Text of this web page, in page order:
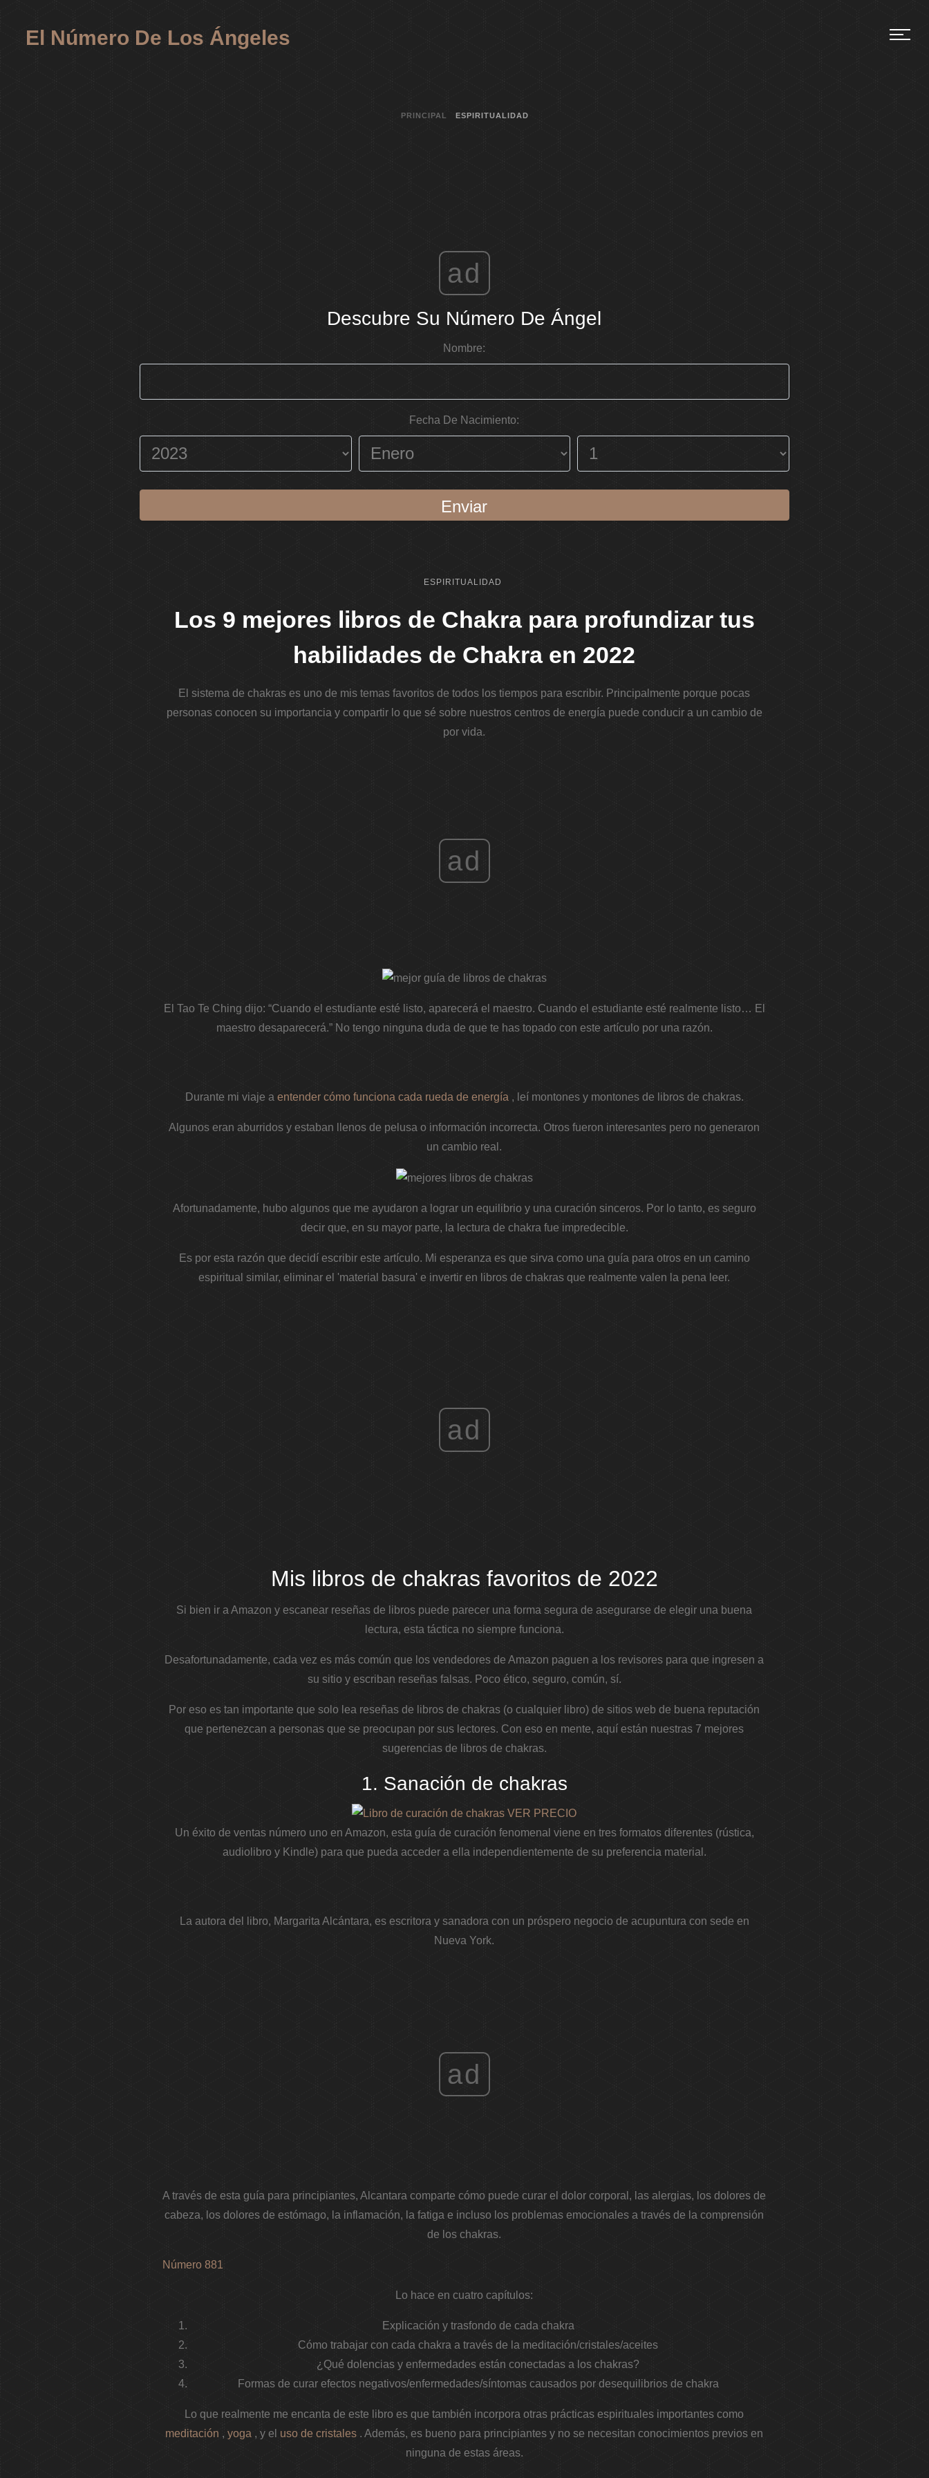
El Número De Los Ángeles
PRINCIPAL ESPIRITUALIDAD
ad
Descubre Su Número De Ángel
Nombre:
Fecha De Nacimiento:
Enviar
ESPIRITUALIDAD
Los 9 mejores libros de Chakra para profundizar tus
habilidades de Chakra en 2022
El sistema de chakras es uno de mis temas favoritos de todos los tiempos para escribir. Principalmente porque pocas
personas conocen su importancia y compartir lo que sé sobre nuestros centros de energía puede conducir a un cambio de
por vida.
ad
El Tao Te Ching dijo: “Cuando el estudiante esté listo, aparecerá el maestro. Cuando el estudiante esté realmente listo… El
maestro desaparecerá.” No tengo ninguna duda de que te has topado con este artículo por una razón.
Durante mi viaje a entender cómo funciona cada rueda de energía , leí montones y montones de libros de chakras.
Algunos eran aburridos y estaban llenos de pelusa o información incorrecta. Otros fueron interesantes pero no generaron
un cambio real.
Afortunadamente, hubo algunos que me ayudaron a lograr un equilibrio y una curación sinceros. Por lo tanto, es seguro
decir que, en su mayor parte, la lectura de chakra fue impredecible.
Es por esta razón que decidí escribir este artículo. Mi esperanza es que sirva como una guía para otros en un camino
espiritual similar, eliminar el 'material basura' e invertir en libros de chakras que realmente valen la pena leer.
ad
Mis libros de chakras favoritos de 2022
Si bien ir a Amazon y escanear reseñas de libros puede parecer una forma segura de asegurarse de elegir una buena
lectura, esta táctica no siempre funciona.
Desafortunadamente, cada vez es más común que los vendedores de Amazon paguen a los revisores para que ingresen a
su sitio y escriban reseñas falsas. Poco ético, seguro, común, sí.
Por eso es tan importante que solo lea reseñas de libros de chakras (o cualquier libro) de sitios web de buena reputación
que pertenezcan a personas que se preocupan por sus lectores. Con eso en mente, aquí están nuestras 7 mejores
sugerencias de libros de chakras.
1. Sanación de chakras
VER PRECIO
Un éxito de ventas número uno en Amazon, esta guía de curación fenomenal viene en tres formatos diferentes (rústica,
audiolibro y Kindle) para que pueda acceder a ella independientemente de su preferencia material.
La autora del libro, Margarita Alcántara, es escritora y sanadora con un próspero negocio de acupuntura con sede en
Nueva York.
ad
A través de esta guía para principiantes, Alcantara comparte cómo puede curar el dolor corporal, las alergias, los dolores de
cabeza, los dolores de estómago, la inflamación, la fatiga e incluso los problemas emocionales a través de la comprensión
de los chakras.
Número 881
Lo hace en cuatro capítulos:
Explicación y trasfondo de cada chakra
Cómo trabajar con cada chakra a través de la meditación/cristales/aceites
¿Qué dolencias y enfermedades están conectadas a los chakras?
Formas de curar efectos negativos/enfermedades/síntomas causados ​​por desequilibrios de chakra
Lo que realmente me encanta de este libro es que también incorpora otras prácticas espirituales importantes como
meditación , yoga , y el uso de cristales . Además, es bueno para principiantes y no se necesitan conocimientos previos en
ninguna de estas áreas.